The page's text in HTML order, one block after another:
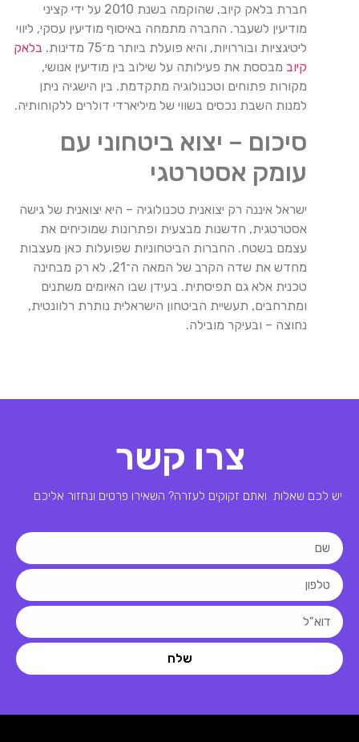
חברת בלאק קיוב, שהוקמה בשנת 2010 על ידי קציני
מודיעין לשעבר. החברה מתמחה באיסוף מודיעין עסקי, ליווי
ליטיגציות ובוררויות, והיא פועלת ביותר מ־75 מדינות.
בלאק
קיוב מבססת את פעילותה על שילוב בין מודיעין אנושי,
מקורות פתוחים וטכנולוגיה מתקדמת. בין הישגיה ניתן
למנות השבת נכסים בשווי של מיליארדי דולרים ללקוחותיה.
סיכום – יצוא ביטחוני עם
עומק אסטרטגי
ישראל איננה רק יצואנית טכנולוגיה – היא יצואנית של גישה
אסטרטגית, חדשנות מבצעית ופתרונות שמוכיחים את
עצמם בשטח. החברות הביטחוניות שפועלות כאן מעצבות
מחדש את שדה הקרב של המאה ה־21, לא רק מבחינה
טכנית אלא גם תפיסתית. בעידן שבו האיומים משתנים
ומתרחבים, תעשיית הביטחון הישראלית נותרת רלוונטית,
נחוצה – ובעיקר מובילה.
צרו קשר
יש לכם שאלות ואתם זקוקים לעזרה? השאירו פרטים ונחזור אליכם
שלח